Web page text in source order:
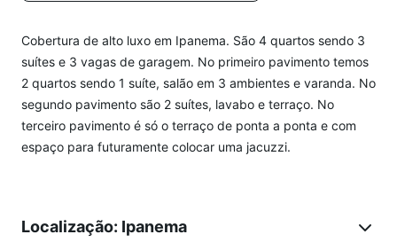
Cobertura de alto luxo em Ipanema. São 4 quartos sendo 3
suítes e 3 vagas de garagem. No primeiro pavimento temos
2 quartos sendo 1 suíte, salão em 3 ambientes e varanda. No
segundo pavimento são 2 suítes, lavabo e terraço. No
terceiro pavimento é só o terraço de ponta a ponta e com
espaço para futuramente colocar uma jacuzzi.
Localização: Ipanema